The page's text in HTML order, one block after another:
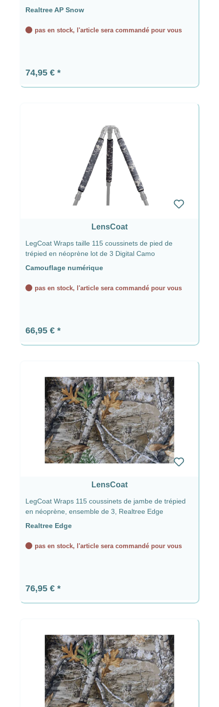
Snow
Realtree AP Snow
pas en stock, l'article sera commandé pour vous
Prix régulier :
74,95 €
LensCoat
LegCoat Wraps taille 115 coussinets de pied de
trépied en néoprène lot de 3 Digital Camo
Camouflage numérique
pas en stock, l'article sera commandé pour vous
Prix régulier :
66,95 €
LensCoat
LegCoat Wraps 115 coussinets de jambe de trépied
en néoprène, ensemble de 3, Realtree Edge
Realtree Edge
pas en stock, l'article sera commandé pour vous
Prix régulier :
76,95 €